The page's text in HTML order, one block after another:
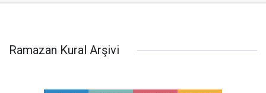
Ramazan Kural Arşivi